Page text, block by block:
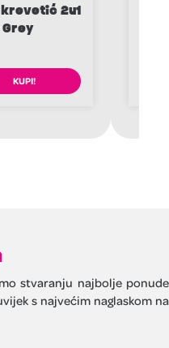
2u1
KUPI!
stvaranju najbolje ponude
s najvećim naglaskom na